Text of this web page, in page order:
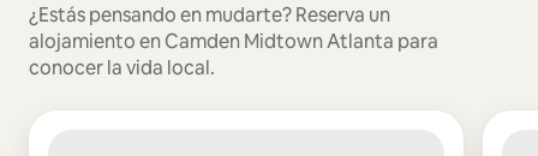
¿Estás pensando en mudarte? Reserva un
alojamiento en Camden Midtown Atlanta para
conocer la vida local.